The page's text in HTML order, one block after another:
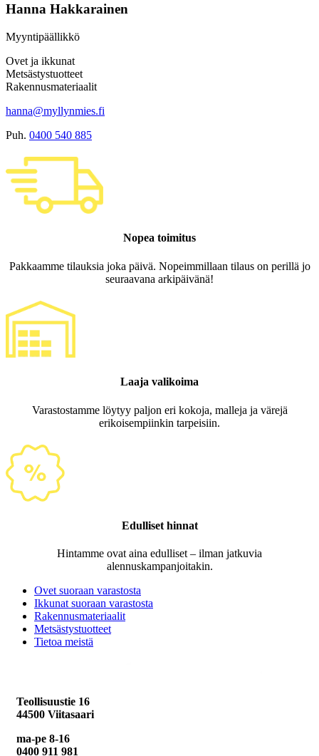
Hanna Hakkarainen
Myyntipäällikkö
Ovet ja ikkunat
Metsästystuotteet
Rakennusmateriaalit
hanna@myllynmies.fi
Puh. 0400 540 885
Nopea toimitus
Pakkaamme tilauksia joka päivä. Nopeimmillaan tilaus on perillä jo
seuraavana arkipäivänä!
Laaja valikoima
Varastostamme löytyy paljon eri kokoja, malleja ja värejä
erikoisempiinkin tarpeisiin.
Edulliset hinnat
Hintamme ovat aina edulliset – ilman jatkuvia
alennuskampanjoitakin.
Ovet suoraan varastosta
Ikkunat suoraan varastosta
Rakennusmateriaalit
Metsästystuotteet
Tietoa meistä
Teollisuustie 16
44500 Viitasaari
ma-pe 8-16
0400 911 981